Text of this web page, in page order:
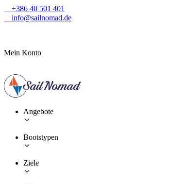
+386 40 501 401
info@sailnomad.de
Mein Konto
Angebote
Bootstypen
Ziele